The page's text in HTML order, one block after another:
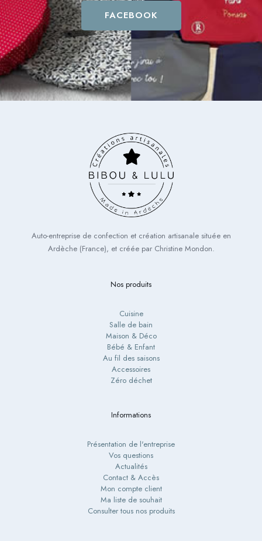
FACEBOOK
Auto-entreprise de confection et création artisanale située en
Ardèche (France), et créée par Christine Mondon.
Nos produits
Cuisine
Salle de bain
Maison & Déco
Bébé & Enfant
Au fil des saisons
Accessoires
Zéro déchet
Informations
Présentation de l'entreprise
Vos questions
Actualités
Contact & Accès
Mon compte client
Ma liste de souhait
Consulter tous nos produits